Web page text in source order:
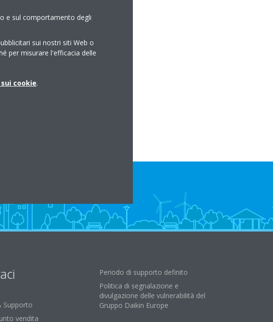
service.com
Supporto
vendita
Periodo di supporto definito
Politica di segnalazione e
divulgazione delle vulnerabilità del
Gruppo Daikin Europe
e sul comportamento degli
sui nostri siti Web o
per misurare l'efficacia delle
cookie.